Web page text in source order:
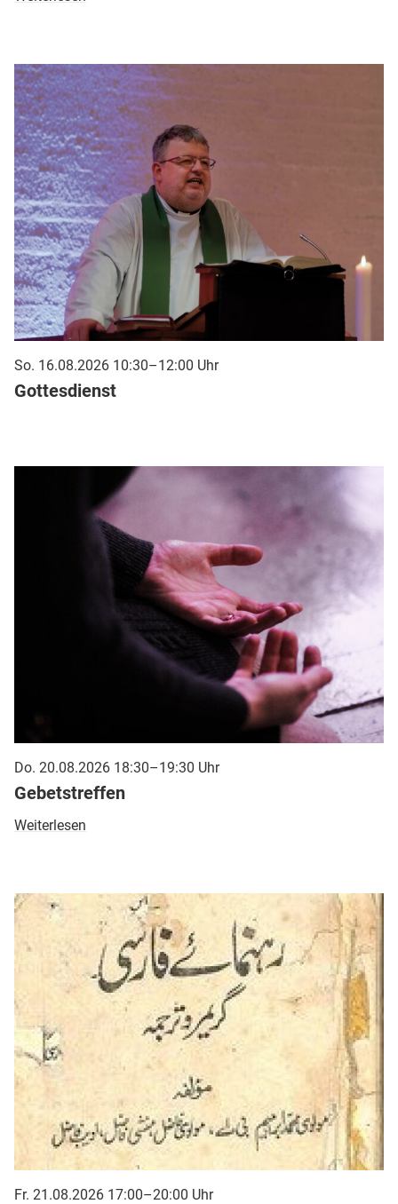
So. 16.08.2026 10:30–12:00 Uhr
Gottesdienst
Do. 20.08.2026 18:30–19:30 Uhr
Gebetstreffen
Weiterlesen
Fr. 21.08.2026 17:00–20:00 Uhr